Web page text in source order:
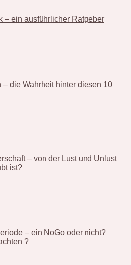
– ein ausführlicher Ratgeber
– die Wahrheit hinter diesen 10
– von der Lust und Unlust
ist?
– ein NoGo oder nicht?
?